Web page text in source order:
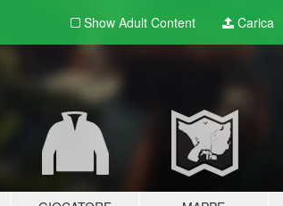
Show Adult Content Carica